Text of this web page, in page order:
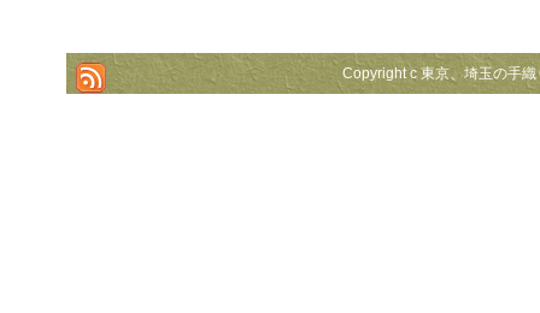
Copyright c 東京、埼玉の手